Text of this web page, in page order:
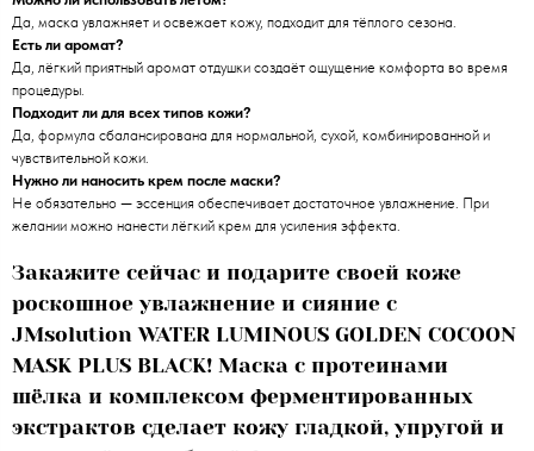
Да, маска увлажняет и освежает кожу, подходит для тёплого сезона.
Есть ли аромат?
Да, лёгкий приятный аромат отдушки создаёт ощущение комфорта во время
процедуры.
Подходит ли для всех типов кожи?
Да, формула сбалансирована для нормальной, сухой, комбинированной и
чувствительной кожи.
Нужно ли наносить крем после маски?
Не обязательно — эссенция обеспечивает достаточное увлажнение. При
желании можно нанести лёгкий крем для усиления эффекта.
Закажите сейчас и подарите своей коже
роскошное увлажнение и сияние с
JMsolution WATER LUMINOUS GOLDEN COCOON
MASK PLUS BLACK! Маска с протеинами
шёлка и комплексом ферментированных
экстрактов сделает кожу гладкой, упругой и